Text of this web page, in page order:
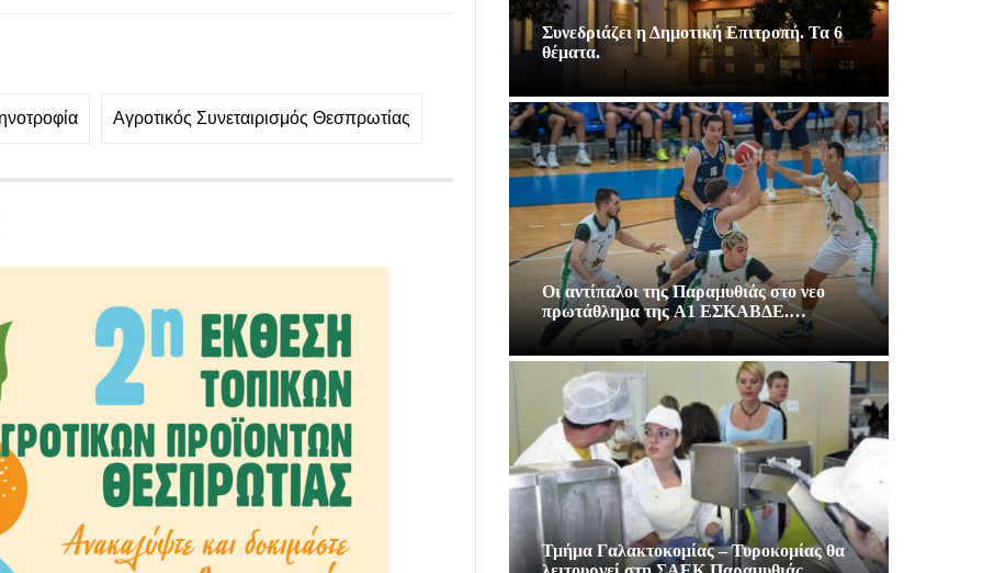
Αγροτικός Συνεταιρισμός Θεσπρωτίας
Συνεδριάζει η Δημοτική Επιτροπή. Τα 6
θέματα.
Οι αντίπαλοι της Παραμυθιάς στο νεο
πρωτάθλημα της A1 ΕΣΚΑΒΔΕ.…
Τμήμα Γαλακτοκομίας – Τυροκομίας θα